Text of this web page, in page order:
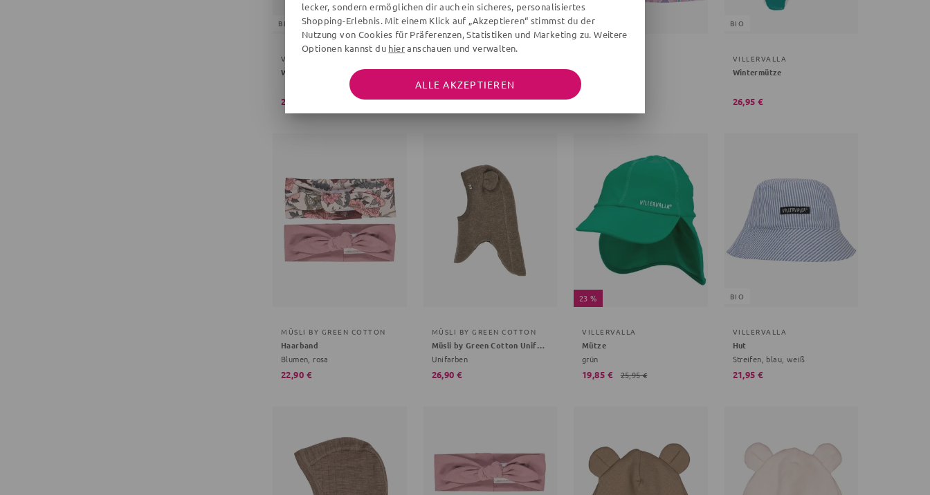
BIO
VILLERVALLA
Wintermütze
26,95 €
Müsli by Green Cotton Unifarben hellbraun 80/86
Unifarben
26,90 €
BIO BIO
VILLERVALLA
Wintermütze
26,95 €
MÜSLI BY GREEN COTTON
Haarband
Blumen, rosa
22,90 €
MÜSLI BY GREEN COTTON
Müsli by Green Cotton Unifarben creme 68/74
Unifarben
26,90 €
23 %
VILLERVALLA
Mütze
grün
19,85 € 25,95 €
BIO
VILLERVALLA
Hut
Streifen, blau, weiß
21,95 €
lecker, sondern ermöglichen dir auch ein sicheres, personalisiertes
Shopping-Erlebnis. Mit einem Klick auf „Akzeptieren“ stimmst du der
Nutzung von Cookies für Präferenzen, Statistiken und Marketing zu. Weitere
Optionen kannst du hieranschauen und verwalten.
ALLE AKZEPTIEREN